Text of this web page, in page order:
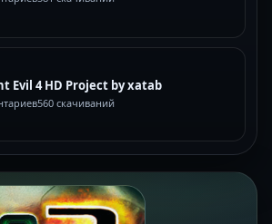
Evil 4 HD Project by xatab
560 скачиваний